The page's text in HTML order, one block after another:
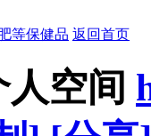
等保健品 返回首页
人空间